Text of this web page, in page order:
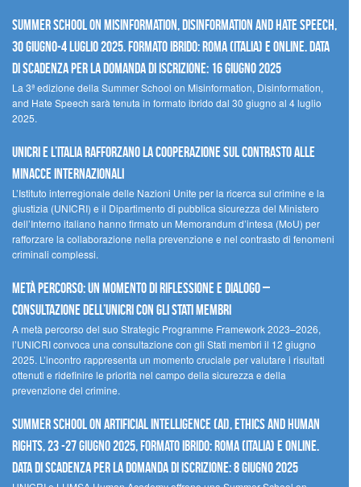
Summer School on Misinformation, Disinformation and Hate Speech,
30 giugno-4 luglio 2025. Formato ibrido: Roma (Italia) e online. Data
di scadenza per la domanda di iscrizione: 16 giugno 2025
La 3ª edizione della Summer School on Misinformation, Disinformation,
and Hate Speech sarà tenuta in formato ibrido dal 30 giugno al 4 luglio
2025.
UNICRI e l’Italia rafforzano la cooperazione sul contrasto alle
minacce internazionali
L’Istituto interregionale delle Nazioni Unite per la ricerca sul crimine e la
giustizia (UNICRI) e il Dipartimento di pubblica sicurezza del Ministero
dell’Interno italiano hanno firmato un Memorandum d’intesa (MoU) per
rafforzare la collaborazione nella prevenzione e nel contrasto di fenomeni
criminali complessi.
Metà percorso: un momento di riflessione e dialogo –
Consultazione dell’UNICRI con gli Stati membri
A metà percorso del suo Strategic Programme Framework 2023–2026,
l’UNICRI convoca una consultazione con gli Stati membri il 12 giugno
2025. L’incontro rappresenta un momento cruciale per valutare i risultati
ottenuti e ridefinire le priorità nel campo della sicurezza e della
prevenzione del crimine.
Summer School on Artificial Intelligence (AI), Ethics and Human
Rights, 23 -27 giugno 2025, Formato Ibrido: Roma (Italia) e online.
Data di scadenza per la domanda di iscrizione: 8 giugno 2025